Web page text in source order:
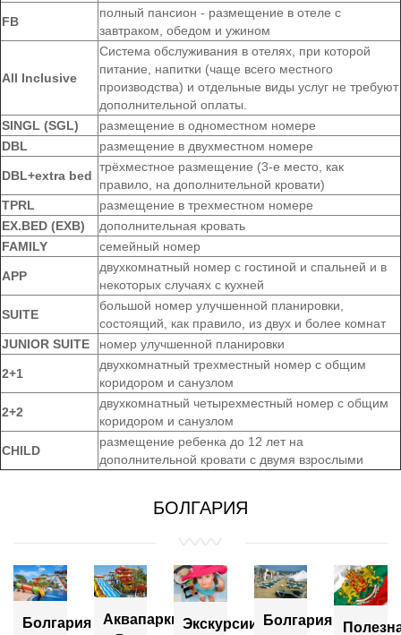
FB
полный пансион - размещение в отеле с
завтраком, обедом и ужином
All Inclusive
Система обслуживания в отелях, при которой
питание, напитки (чаще всего местного
производства) и отдельные виды услуг не требуют
дополнительной оплаты.
SINGL (SGL)
размещение в одноместном номере
DBL
размещение в двухместном номере
DBL+extra bed
трёхместное размещение (3-е место, как
правило, на дополнительной кровати)
TPRL
размещение в трехместном номере
EX.BED (EXB)
дополнительная кровать
FAMILY
семейный номер
APP
двухкомнатный номер с гостиной и спальней и в
некоторых случаях с кухней
SUITE
большой номер улучшенной планировки,
состоящий, как правило, из двух и более комнат
JUNIOR SUITE
номер улучшенной планировки
2+1
двухкомнатный трехместный номер с общим
коридором и санузлом
2+2
двухкомнатный четырехместный номер с общим
коридором и санузлом
CHILD
размещение ребенка до 12 лет на
дополнительной кровати с двумя взрослыми
БОЛГАРИЯ
Болгария
Аквапарки Экскурсии
Болгария